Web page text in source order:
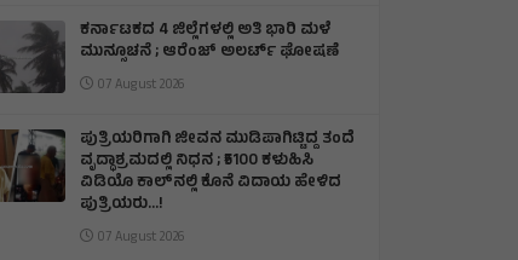
ಕರ್ನಾಟಕದ 4 ಜಿಲ್ಲೆಗಳಲ್ಲಿ ಅತಿ ಭಾರಿ ಮಳೆ
ಮುನ್ಸೂಚನೆ ; ಆರೆಂಜ್‌ ಅಲರ್ಟ್‌ ಘೋಷಣೆ
07 August 2026
ಪುತ್ರಿಯರಿಗಾಗಿ ಜೀವನ ಮುಡಿಪಾಗಿಟ್ಟಿದ್ದ ತಂದೆ
ವೃದ್ಧಾಶ್ರಮದಲ್ಲಿ ನಿಧನ ; ₹5100 ಕಳುಹಿಸಿ
ವಿಡಿಯೊ ಕಾಲ್‌ನಲ್ಲಿ ಕೊನೆ ವಿದಾಯ ಹೇಳಿದ
ಪುತ್ರಿಯರು...!
07 August 2026